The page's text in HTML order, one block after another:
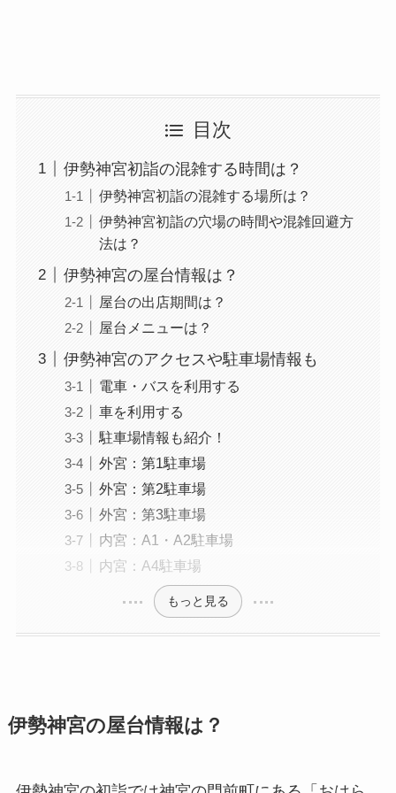
目次
伊勢神宮初詣の混雑する時間は？
伊勢神宮初詣の混雑する場所は？
伊勢神宮初詣の穴場の時間や混雑回避方
法は？
伊勢神宮の屋台情報は？
屋台の出店期間は？
屋台メニューは？
伊勢神宮のアクセスや駐車場情報も
電車・バスを利用する
車を利用する
駐車場情報も紹介！
外宮：第1駐車場
外宮：第2駐車場
外宮：第3駐車場
内宮：A1・A2駐車場
内宮：A4駐車場
もっと見る
伊勢神宮の屋台情報は？